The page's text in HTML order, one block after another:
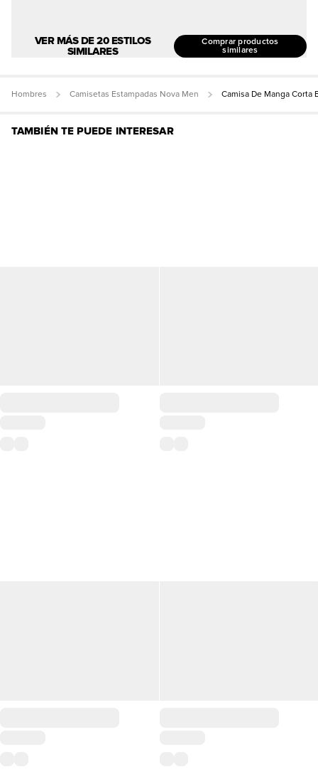
VER MÁS DE 20 ESTILOS
SIMILARES
Comprar productos
similares
Hombres Camisetas Estampadas Nova Men Camisa De Manga Corta
TAMBIÉN TE PUEDE INTERESAR